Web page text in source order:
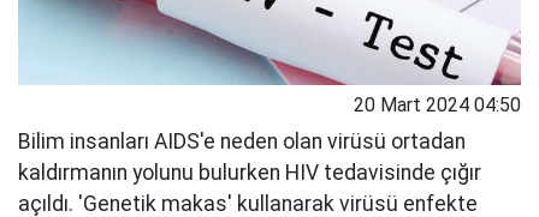
20 Mart 2024 04:50
Bilim insanları AIDS'e neden olan virüsü ortadan
kaldırmanın yolunu bulurken HIV tedavisinde çığır
açıldı. 'Genetik makas' kullanarak virüsü enfekte